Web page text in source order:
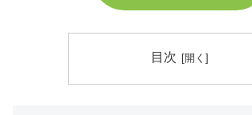
目次